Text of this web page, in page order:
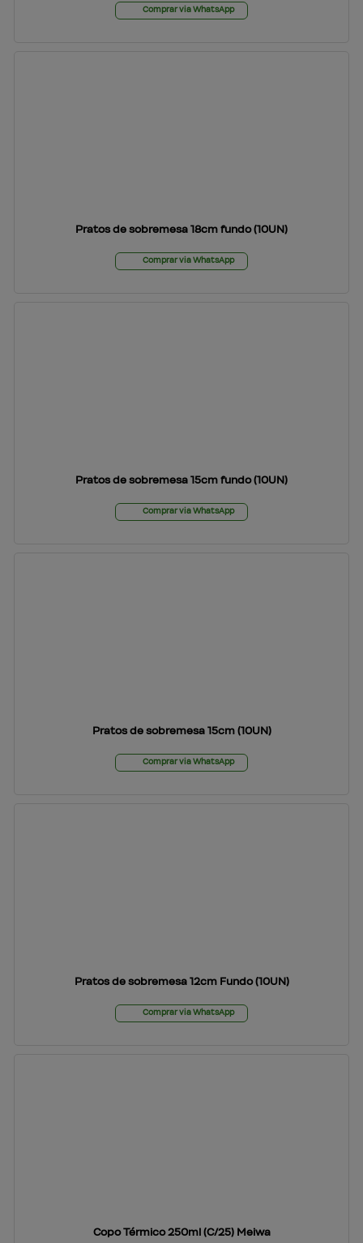
Comprar via WhatsApp
Pratos de sobremesa 18cm fundo (10UN)
Comprar via WhatsApp
Pratos de sobremesa 15cm fundo (10UN)
Comprar via WhatsApp
Pratos de sobremesa 15cm (10UN)
Comprar via WhatsApp
Pratos de sobremesa 12cm Fundo (10UN)
Comprar via WhatsApp
Copo Térmico 250ml (C/25) Meiwa